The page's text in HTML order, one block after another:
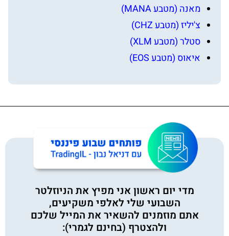
מאנה (מטבע MANA)
צ'יליז (מטבע CHZ)
סטלר (מטבע XLM)
איאוס (מטבע EOS)
מדי יום ראשון אני מפיץ את הניוזלטר
השבועי שלי לאלפי משקיעים,
אתם מוזמנים להשאיר את המייל שלכם
ולהצטרף (בחינם לגמרי):